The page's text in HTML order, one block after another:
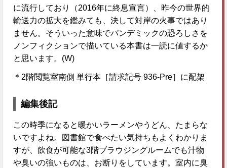
に流行しており（2016年に終息宣言）、昨今の世界的
輸送力の拡大を鑑みても、決して対岸の火事ではあり
ません。そういった意味でパンデミックの恐ろしさを
ノンフィクションで描いている本書は一読に値するか
と思います。(W)
＊2階閲覧室南側 単行本［請求記号 936-Pre］に配架
編集後記
この時季になると暖かいラーメンやうどん、たまらな
いですよね。図書館で食べたい気持ちもよくわかりま
すが、飲食が可能な3階ブラウジングルームでも汁物
や臭いの強いものは、お断りをしています。室内に臭